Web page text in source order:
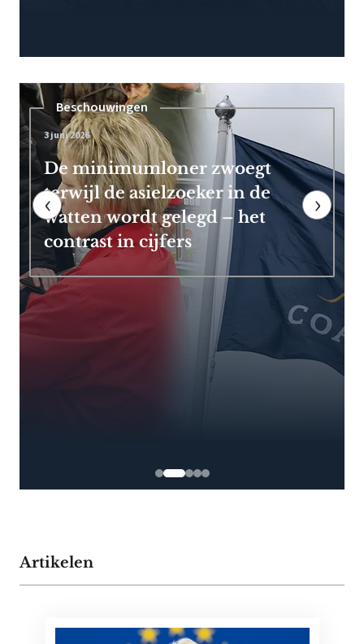
Pensioen
7 mei 2026
Frans Timmermans kan vroeg
met pensioen dankzij royale
EU-uitkering
‹ ›
Artikelen